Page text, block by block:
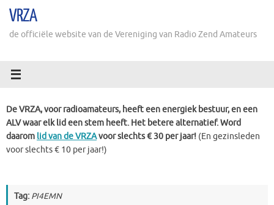
naarVRZA
de officiële website van de Vereniging van Radio Zend Amateurs
De VRZA, voor radioamateurs, heeft een energiek bestuur, en een
ALV waar elk lid een stem heeft. Het betere alternatief. Word
daarom lid van de VRZAvoor slechts € 30 per jaar! (En gezinsleden
voor slechts € 10 per jaar!)
Tag: PI4EMN